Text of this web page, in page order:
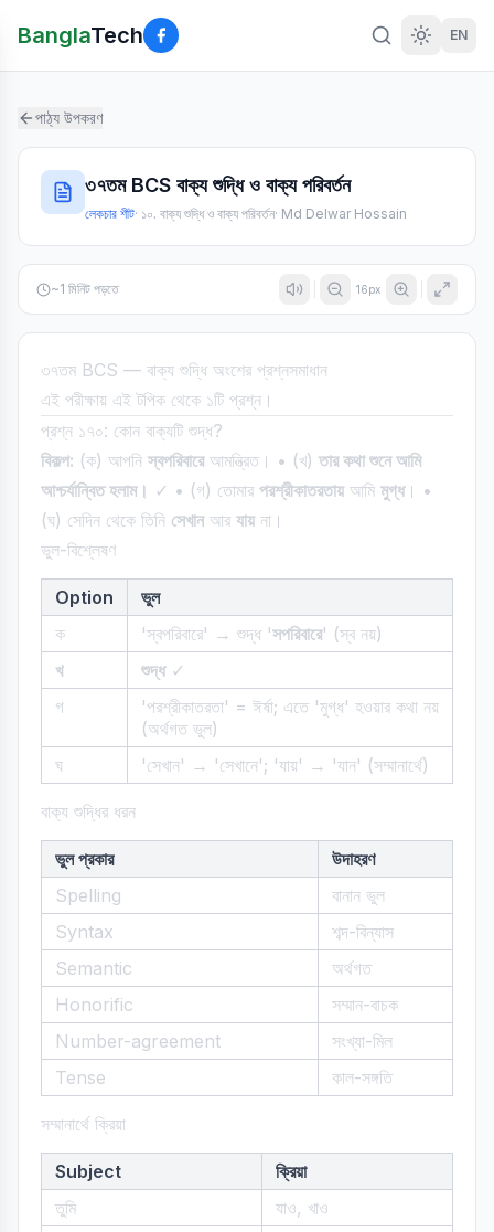
BanglaTech EN
পাঠ্য উপকরণ
৩৭তম BCS বাক্য শুদ্ধি ও বাক্য পরিবর্তন
লেকচার শীট· ১০. বাক্য শুদ্ধি ও বাক্য পরিবর্তন· Md Delwar Hossain
~1 মিনিট পড়তে 16px
৩৭তম BCS — বাক্য শুদ্ধি অংশের প্রশ্নসমাধান
এই পরীক্ষায় এই টপিক থেকে ১টি প্রশ্ন।
প্রশ্ন ১৭০: কোন বাক্যটি শুদ্ধ?
বিকল্প: (ক) আপনি স্বপরিবারেআমন্ত্রিত। • (খ) তার কথা শুনে আমি
আশ্চর্যান্বিত হলাম। ✓ • (গ) তোমার পরশ্রীকাতরতায়আমি মুগ্ধ। •
(ঘ) সেদিন থেকে তিনি সেখানআর যায়না।
ভুল-বিশ্লেষণ
Option
ভুল
ক
'স্বপরিবারে' → শুদ্ধ 'সপরিবারে' (স্ব নয়)
খ
শুদ্ধ✓
গ
'পরশ্রীকাতরতা' = ঈর্ষা; এতে 'মুগ্ধ' হওয়ার কথা নয়
(অর্থগত ভুল)
ঘ
'সেখান' → 'সেখানে'; 'যায়' → 'যান' (সম্মানার্থে)
বাক্য শুদ্ধির ধরন
ভুল প্রকার
উদাহরণ
Spelling
বানান ভুল
Syntax
শব্দ-বিন্যাস
Semantic
অর্থগত
Honorific
সম্মান-বাচক
Number-agreement
সংখ্যা-মিল
Tense
কাল-সঙ্গতি
সম্মানার্থে ক্রিয়া
Subject
ক্রিয়া
তুমি
যাও, খাও